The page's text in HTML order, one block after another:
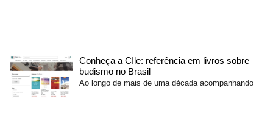
Conheça a CIle: referência em livros sobre
budismo no Brasil
Ao longo de mais de uma década acompanhando